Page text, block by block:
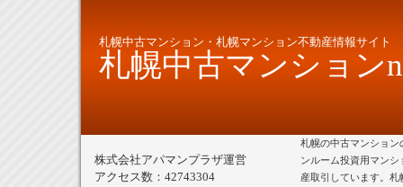
札幌中古マンション・札幌マンション不動産情報サイト
札幌中古マンション
株式会社アパマンプラザ運営
アクセス数：42743304
札幌の中古マンショ
ンルーム投資用マン
産取引しています。